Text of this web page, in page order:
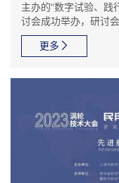
主办的“数字试验、践
讨会成功举办，研讨
展、数字孪生试验、
流。装备试验信息化
更多